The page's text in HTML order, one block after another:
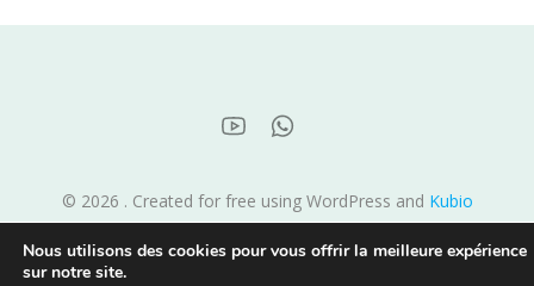
© 2026 . Created for free using WordPress and Kubio
Nous utilisons des cookies pour vous offrir la meilleure expérience
sur notre site.